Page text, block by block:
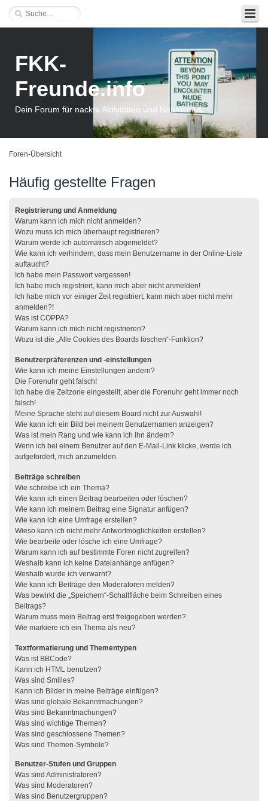
FKK-
Freunde.info
Dein Forum für nackte Aktivitäten und Naturismus
Foren-Übersicht
Häufig gestellte Fragen
Registrierung und Anmeldung
Warum kann ich mich nicht anmelden?
Wozu muss ich mich überhaupt registrieren?
Warum werde ich automatisch abgemeldet?
Wie kann ich verhindern, dass mein Benutzername in der Online-Liste
auftaucht?
Ich habe mein Passwort vergessen!
Ich habe mich registriert, kann mich aber nicht anmelden!
Ich habe mich vor einiger Zeit registriert, kann mich aber nicht mehr
anmelden?!
Was ist COPPA?
Warum kann ich mich nicht registrieren?
Wozu ist die „Alle Cookies des Boards löschen“-Funktion?
Benutzerpräferenzen und -einstellungen
Wie kann ich meine Einstellungen ändern?
Die Forenuhr geht falsch!
Ich habe die Zeitzone eingestellt, aber die Forenuhr geht immer noch
falsch!
Meine Sprache steht auf diesem Board nicht zur Auswahl!
Wie kann ich ein Bild bei meinem Benutzernamen anzeigen?
Was ist mein Rang und wie kann ich ihn ändern?
Wenn ich bei einem Benutzer auf den E-Mail-Link klicke, werde ich
aufgefordert, mich anzumelden.
Beiträge schreiben
Wie schreibe ich ein Thema?
Wie kann ich einen Beitrag bearbeiten oder löschen?
Wie kann ich meinem Beitrag eine Signatur anfügen?
Wie kann ich eine Umfrage erstellen?
Wieso kann ich nicht mehr Antwortmöglichkeiten erstellen?
Wie bearbeite oder lösche ich eine Umfrage?
Warum kann ich auf bestimmte Foren nicht zugreifen?
Weshalb kann ich keine Dateianhänge anfügen?
Weshalb wurde ich verwarnt?
Wie kann ich Beiträge den Moderatoren melden?
Was bewirkt die „Speichern“-Schaltfläche beim Schreiben eines
Beitrags?
Warum muss mein Beitrag erst freigegeben werden?
Wie markiere ich ein Thema als neu?
Textformatierung und Thementypen
Was ist BBCode?
Kann ich HTML benutzen?
Was sind Smilies?
Kann ich Bilder in meine Beiträge einfügen?
Was sind globale Bekanntmachungen?
Was sind Bekanntmachungen?
Was sind wichtige Themen?
Was sind geschlossene Themen?
Was sind Themen-Symbole?
Benutzer-Stufen und Gruppen
Was sind Administratoren?
Was sind Moderatoren?
Was sind Benutzergruppen?